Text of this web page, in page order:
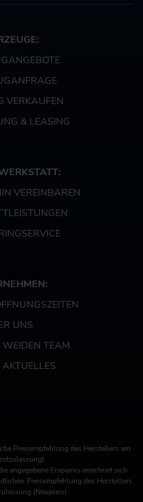
VERKAUFEN
& LEASING
VEREINBAREN
UNS
TEAM
Preisempfehlung des Herstellers am
angegebene Ersparnis errechnet sich
Preisempfehlung des Herstellers
(Neupreis).